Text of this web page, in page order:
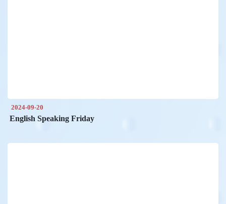
2024-09-20
English Speaking Friday